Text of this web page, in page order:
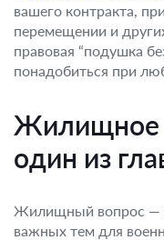
вашего контракта,
перемещении и
правовая “подушка
понадобиться при
Жилищное
один из
Жилищный вопрос —
важных тем для